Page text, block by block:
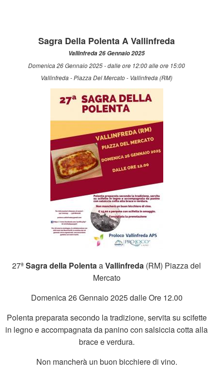
Sagra Della Polenta A Vallinfreda
Vallinfreda 26 Gennaio 2025
Domenica 26 Gennaio 2025 - dalle ore 12:00 alle ore 15:00
Vallinfreda - Piazza Del Mercato - Vallinfreda (RM)
27ªSagra della PolentaaVallinfreda (RM) Piazza del
Mercato
Domenica 26 Gennaio 2025 dalle Ore 12.00
Polenta preparata secondo la tradizione, servita su scifette
in legno e accompagnata da panino con salsiccia cotta alla
brace e verdura.
Non mancherà un buon bicchiere di vino.